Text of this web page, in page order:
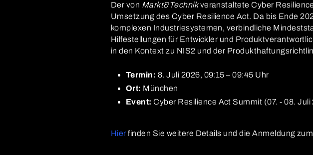
Der von Markt&Technikveranstaltete Cyber
Umsetzung des Cyber Resilience Act. Da bis Ende
komplexen Industriesystemen, verbindliche
Hilfestellungen für Entwickler und
in den Kontext zu NIS2 und der
Termin: 8. Juli 2026, 09:15 – 09:45 Uhr
Ort: München
Event: Cyber Resilience Act Summit (07. - 08. Juli
Hier finden Sie weitere Details und die Anmeldung